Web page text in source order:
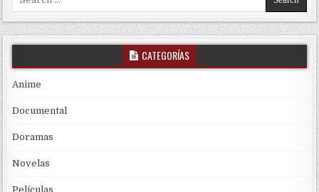
CATEGORÍAS
Anime
Documental
Doramas
Novelas
Películas